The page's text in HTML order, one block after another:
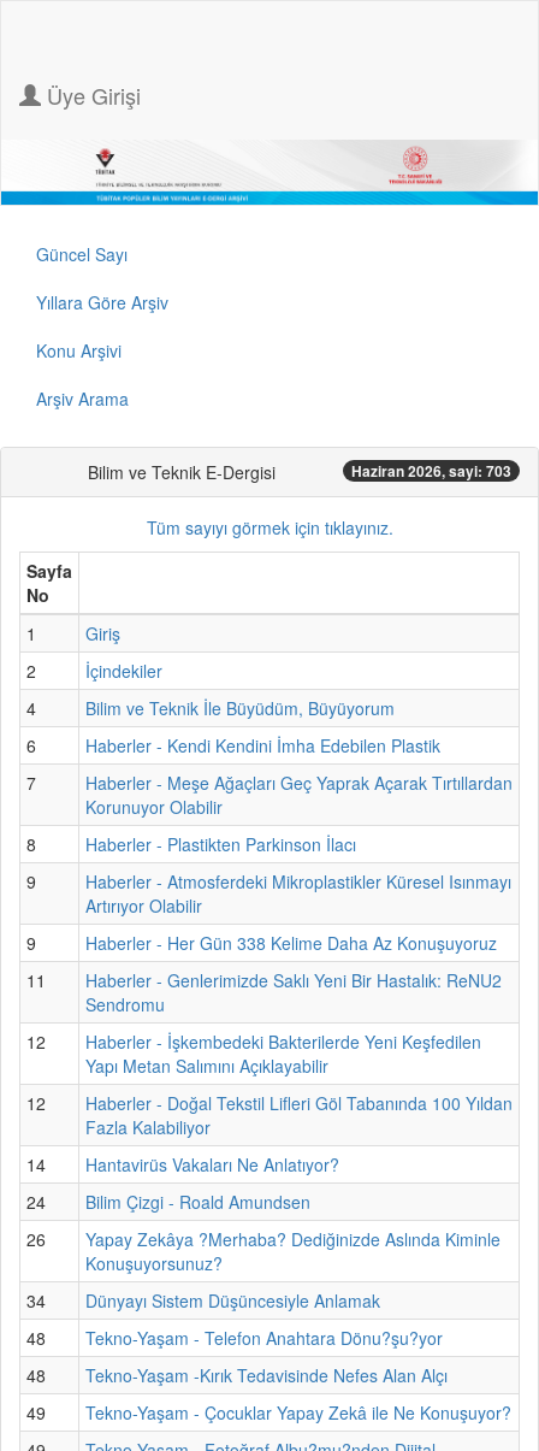
Üye Girişi
Güncel Sayı
Yıllara Göre Arşiv
Konu Arşivi
Arşiv Arama
Bilim ve Teknik E-Dergisi Haziran 2026, sayi: 703
Tüm sayıyı görmek için tıklayınız.
Sayfa
No
1
Giriş
2
İçindekiler
4
Bilim ve Teknik İle Büyüdüm, Büyüyorum
6
Haberler - Kendi Kendini İmha Edebilen Plastik
7
Haberler - Meşe Ağaçları Geç Yaprak Açarak Tırtıllardan
Korunuyor Olabilir
8
Haberler - Plastikten Parkinson İlacı
9
Haberler - Atmosferdeki Mikroplastikler Küresel Isınmayı
Artırıyor Olabilir
9
Haberler - Her Gün 338 Kelime Daha Az Konuşuyoruz
11
Haberler - Genlerimizde Saklı Yeni Bir Hastalık: ReNU2
Sendromu
12
Haberler - İşkembedeki Bakterilerde Yeni Keşfedilen
Yapı Metan Salımını Açıklayabilir
12
Haberler - Doğal Tekstil Lifleri Göl Tabanında 100 Yıldan
Fazla Kalabiliyor
14
Hantavirüs Vakaları Ne Anlatıyor?
24
Bilim Çizgi - Roald Amundsen
26
Yapay Zekâya ?Merhaba? Dediğinizde Aslında Kiminle
Konuşuyorsunuz?
34
Dünyayı Sistem Düşüncesiyle Anlamak
48
Tekno-Yaşam - Telefon Anahtara Dönu?şu?yor
48
Tekno-Yaşam -Kırık Tedavisinde Nefes Alan Alçı
49
Tekno-Yaşam - Çocuklar Yapay Zekâ ile Ne Konuşuyor?